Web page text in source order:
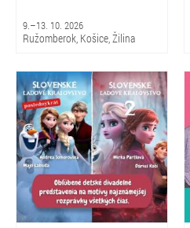
9.–13. 10. 2026
Ružomberok, Košice, Žilina